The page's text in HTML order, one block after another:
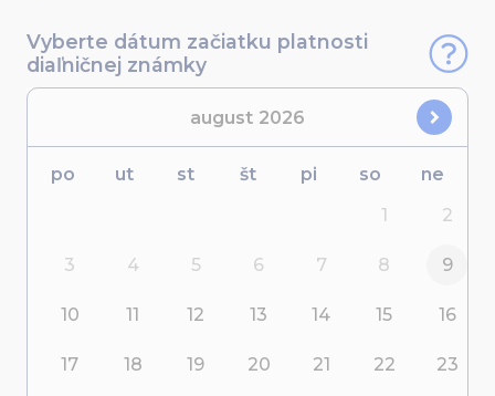
Vyberte dátum začiatku platnosti
diaľničnej známky
august 2026
po ut st št pi so
ne
1
2
3 4 5 6 7 8 9
10 11 12 13 14 15 16
17 18 19 20 21 22 23